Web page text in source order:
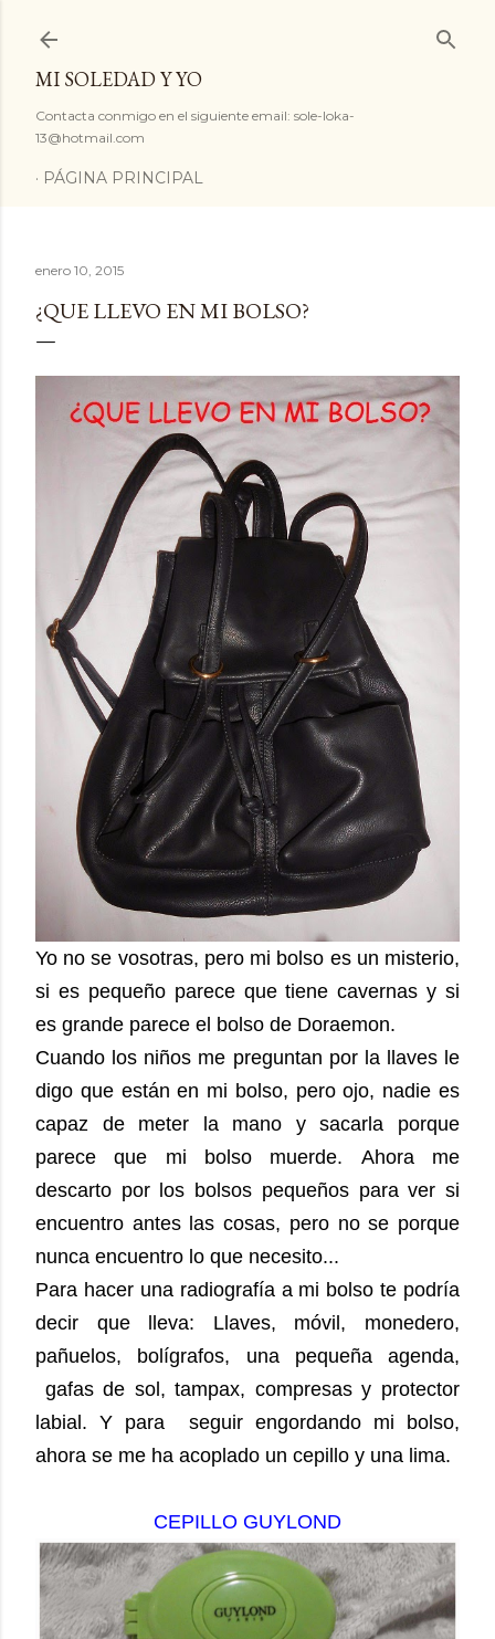
MI SOLEDAD Y YO
Contacta conmigo en el siguiente email: sole-loka-
13@hotmail.com
PÁGINA PRINCIPAL
enero 10, 2015
¿QUE LLEVO EN MI BOLSO?
Yo no se vosotras, pero mi bolso es un misterio,
si es pequeño parece que tiene cavernas y si
es grande parece el bolso de Doraemon.
Cuando los niños me preguntan por la llaves le
digo que están en mi bolso, pero ojo, nadie es
capaz de meter la mano y sacarla porque
parece que mi bolso muerde. Ahora me
descarto por los bolsos pequeños para ver si
encuentro antes las cosas, pero no se porque
nunca encuentro lo que necesito...
Para hacer una radiografía a mi bolso te podría
decir que lleva: Llaves, móvil, monedero,
pañuelos, bolígrafos, una pequeña agenda,
gafas de sol, tampax, compresas y protector
labial. Y para
seguir engordando mi bolso,
ahora se me ha acoplado un cepillo y una lima.
CEPILLO GUYLOND